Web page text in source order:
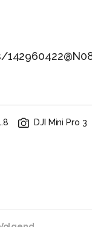
DJI Mini Pro 3